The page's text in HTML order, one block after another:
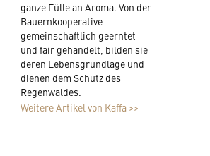
ganze Fülle an Aroma. Von der
Bauernkooperative
gemeinschaftlich geerntet
und fair gehandelt, bilden sie
deren Lebensgrundlage und
dienen dem Schutz des
Regenwaldes.
Weitere Artikel von Kaffa >>